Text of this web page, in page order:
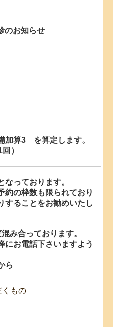
のお知らせ
のお知らせ
のお知らせ
加算3 を算定します。
）
なっております。
約の枠数も限られており
することをお勧めいたし
み合っております。
にお電話下さいますよう
ら
くもの